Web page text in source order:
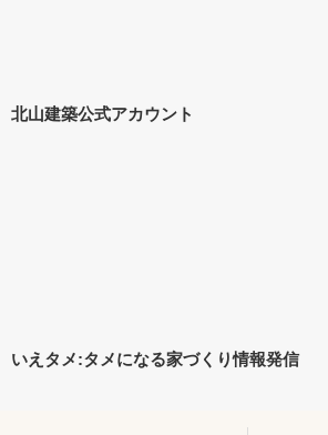
北山建築公式アカウント
いえタメ:タメになる家づくり情報発信